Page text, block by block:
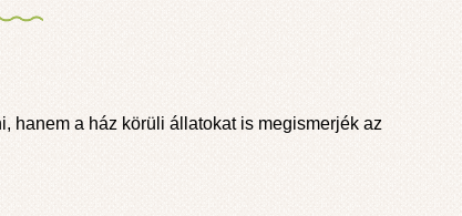
hanem a ház körüli állatokat is megismerjék az